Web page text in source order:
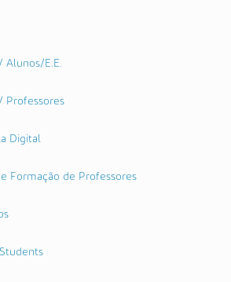
Alunos/E.E.
Professores
Digital
Formação de Professores